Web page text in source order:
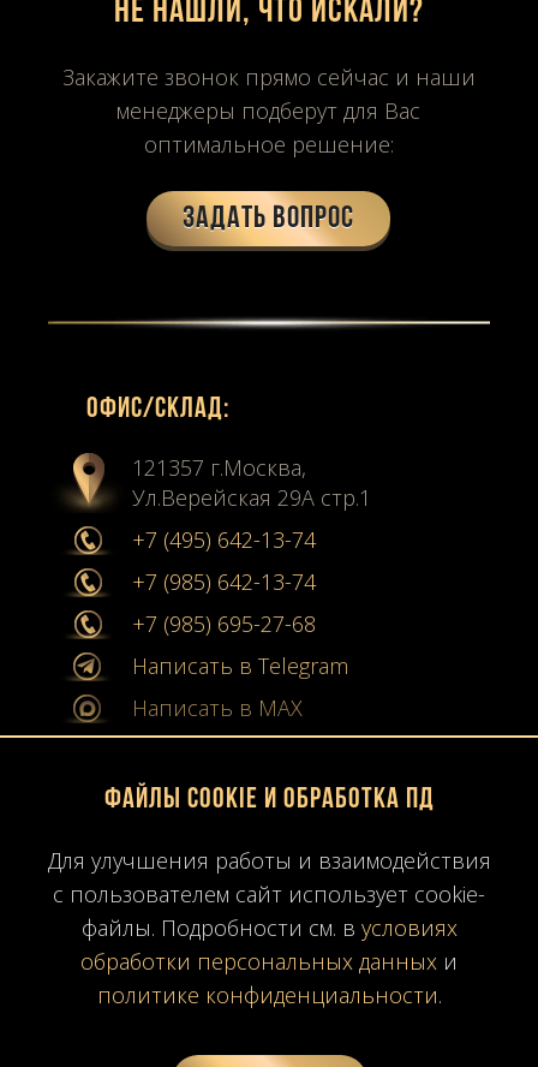
Не нашли, что искали?
Закажите звонок прямо сейчас и наши
менеджеры подберут для Вас
оптимальное решение:
Задать вопрос
Офиc/склад:
121357 г.Москва,
Ул.Верейская 29А стр.1
+7 (495) 642-13-74
+7 (985) 642-13-74
+7 (985) 695-27-68
Написать в Telegram
Написать в MAX
Мы в социальных сетях:
Instagram
Youtube
Карта сайта
Согласие на обработку ПД
Файлы Cookie и обработка ПД
Для улучшения работы и взаимодействия
с пользователем сайт использует cookie-
файлы. Подробности см. в условиях
обработки персональных данных и
политике конфиденциальности.